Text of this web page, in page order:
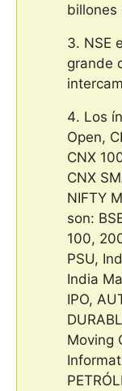
billones
NSE
grande
Los
Open,
CNX
CNX
NIFTY
son:
100,
PSU,
India
IPO,
Moving